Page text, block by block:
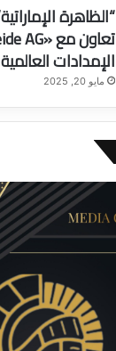
“الظاهرة
الإمدادات
مايو 20, 2025